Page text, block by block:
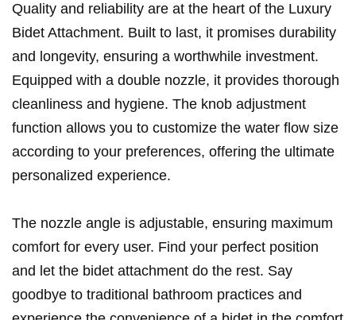
Quality and reliability are at the heart of the Luxury
Bidet Attachment. Built to last, it promises durability
and longevity, ensuring a worthwhile investment.
Equipped with a double nozzle, it provides thorough
cleanliness and hygiene. The knob adjustment
function allows you to customize the water flow size
according to your preferences, offering the ultimate
personalized experience.
The nozzle angle is adjustable, ensuring maximum
comfort for every user. Find your perfect position
and let the bidet attachment do the rest. Say
goodbye to traditional bathroom practices and